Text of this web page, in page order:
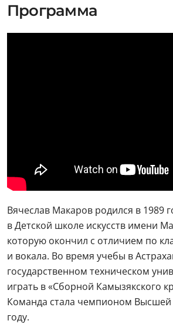
Программа
Вячеслав Макаров родился в 1989
в Детской школе искусств имени
которую окончил с отличием по
и вокала. Во время учебы в
государственном техническом
играть в «Сборной Камызякского
Команда стала чемпионом Высшей
году.